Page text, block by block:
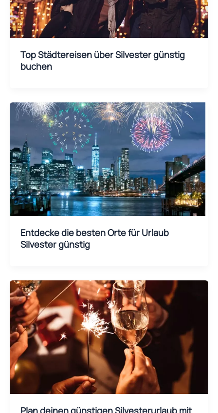
Top Städtereisen über Silvester günstig
buchen
Entdecke die besten Orte für Urlaub
Silvester günstig